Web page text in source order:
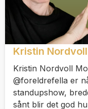
Kristin
Kristin Nordvoll
@foreldrefella er
standupshow,
sånt blir det god